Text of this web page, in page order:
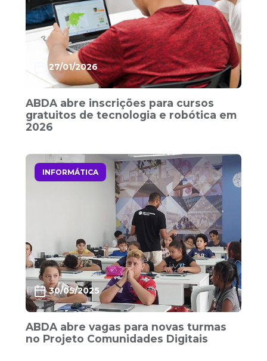
27/01/2026
ABDA abre inscrições para cursos
gratuitos de tecnologia e robótica em
2026
INFORMÁTICA
30/05/2025
ABDA abre vagas para novas turmas
no Projeto Comunidades Digitais